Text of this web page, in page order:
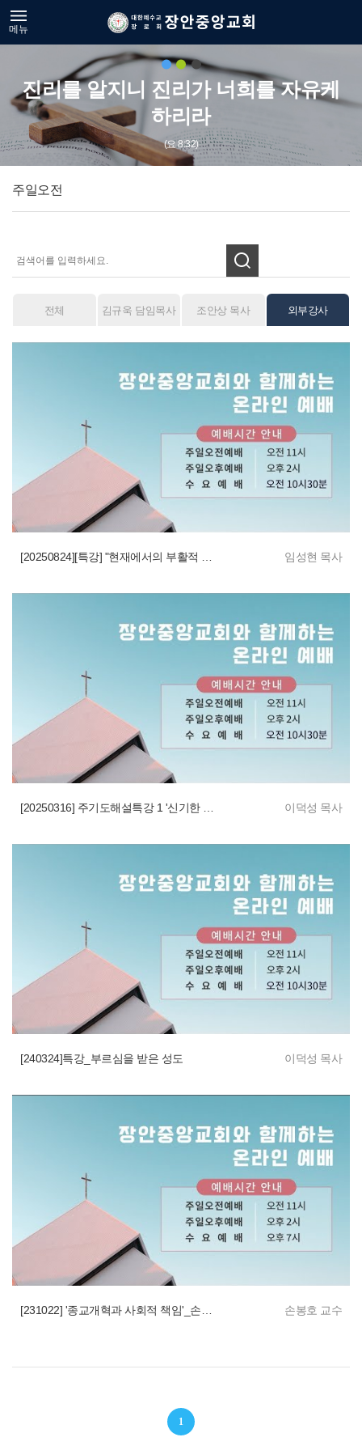
메뉴
진리를 알지니 진리가 너희를 자유케
하리라
(요 8:32)
주일오전
전체 김규욱 담임목사 조안상 목사 외부강사
[20250824][특강] "현재에서의 부활적 삶" | 임성현 목사 임성현 목사
[20250316] 주기도해설특강 1 '신기한 능력으로 생명과 경건을 주심' 이덕성 목사
[240324]특강_부르심을 받은 성도 이덕성 목사
손봉호 교수
1